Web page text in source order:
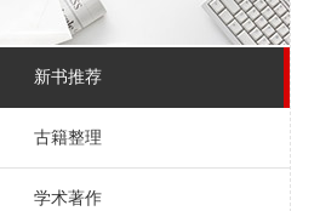
新书推荐
古籍整理
学术著作